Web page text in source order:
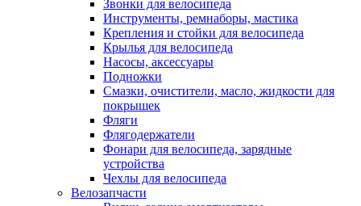
Звонки для велосипеда
Инструменты, ремнаборы, мастика
Крепления и стойки для велосипеда
Крылья для велосипеда
Насосы, аксессуары
Подножки
Смазки, очистители, масло, жидкости для
покрышек
Фляги
Флягодержатели
Фонари для велосипеда, зарядные
устройства
Чехлы для велосипеда
Велозапчасти